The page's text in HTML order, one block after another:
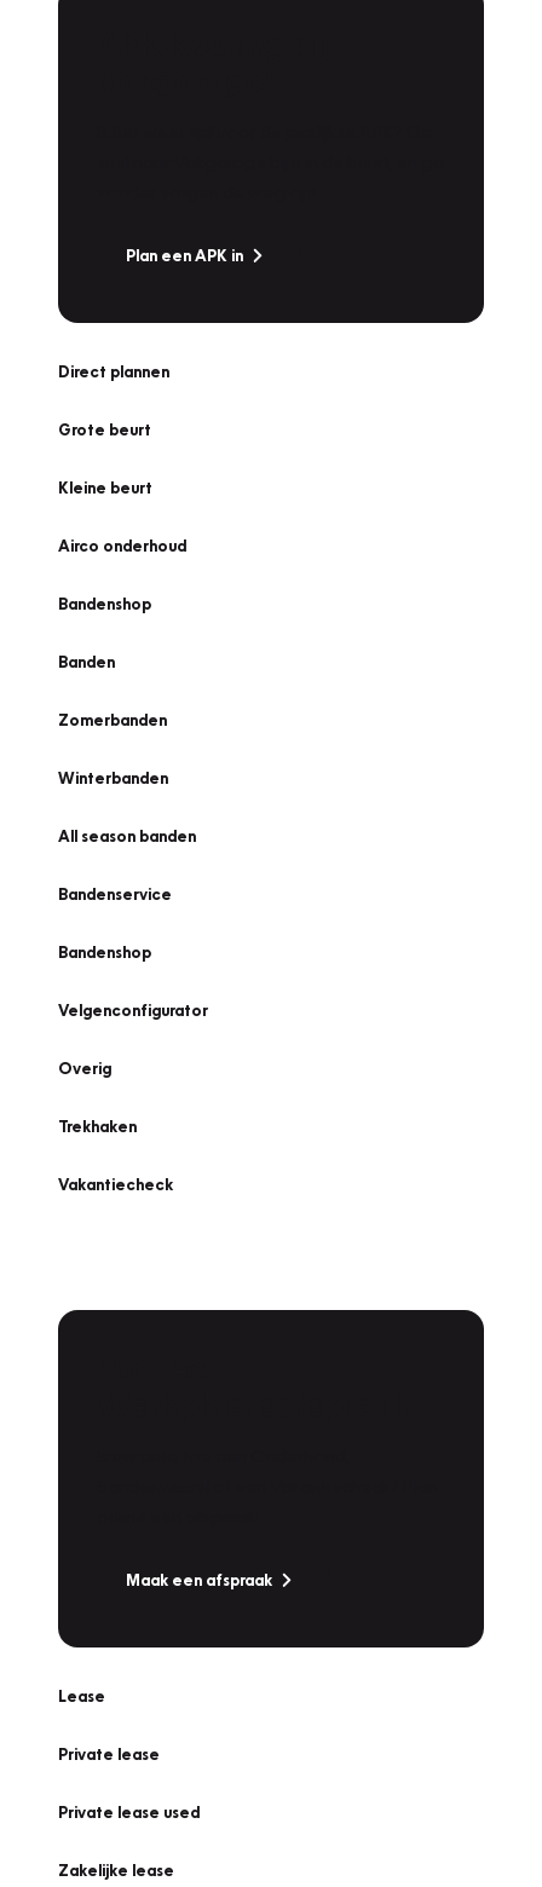
Plan een APK in
Direct plannen
Grote beurt
Kleine beurt
Airco onderhoud
Bandenshop
Banden
Zomerbanden
Winterbanden
All season banden
Bandenservice
Bandenshop
Velgenconfigurator
Overig
Trekhaken
Vakantiecheck
Maak een afspraak
Lease
Private lease
Private lease used
Zakelijke lease